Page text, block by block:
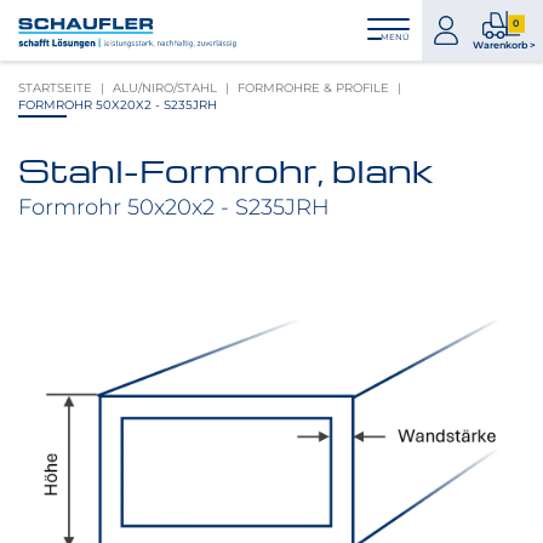
Inhalt
Hauptnavigation
Footernavigation
Logo
Schaufler
verlinkt
zur
MENÜ
zum
Konto
0
Warenkorb >
0
STARTSEITE ALU/NIRO/STAHL
FORMROHRE & PROFILE
FORMROHR 50X20X2 - S235JRH
Produktbilder
Stahl-Formrohr, blank
Formrohr 50x20x2 - S235JRH